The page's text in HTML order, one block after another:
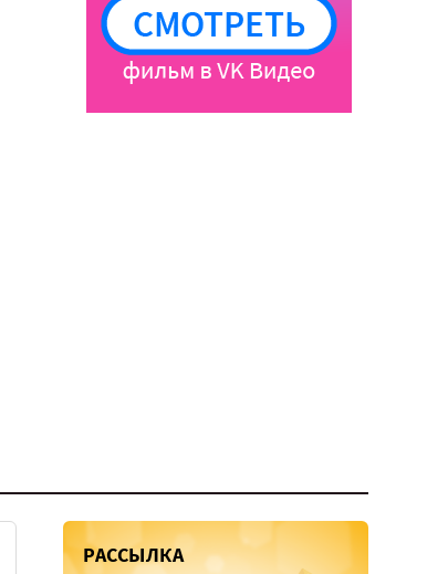
РАССЫЛКА